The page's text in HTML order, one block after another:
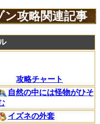
攻略関連記事
攻略チャート
自然の中には怪物がひそ
イズネの外套